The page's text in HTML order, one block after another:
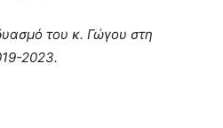
του κ. Γώγου στη
2023.